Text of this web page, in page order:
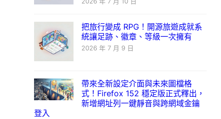
把旅行變成 RPG！開源旅遊成就系
統讓足跡、徽章、等級一次擁有
2026 年 7 月 9 日
帶來全新設定介面與未來圖檔格
式！Firefox 152 穩定版正式釋出，
新增網址列一鍵靜音與跨網域金鑰
登入